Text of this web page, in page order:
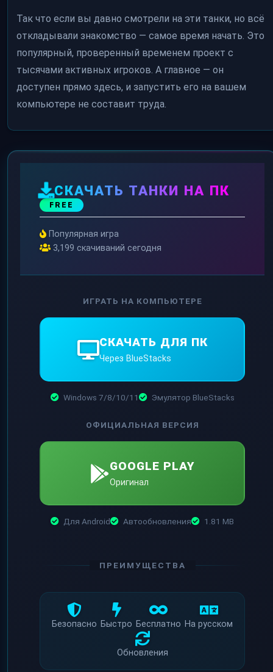
Так что если вы давно смотрели на эти танки, но всё
откладывали знакомство — самое время начать. Это
популярный, проверенный временем проект с
тысячами активных игроков. А главное — он
доступен прямо здесь, и запустить его на вашем
компьютере не составит труда.
СКАЧАТЬ ТАНКИ НА ПК
FREE
Популярная игра
3,199 скачиваний сегодня
ИГРАТЬ НА КОМПЬЮТЕРЕ
СКАЧАТЬ ДЛЯ ПК
Через BlueStacks
Windows 7/8/10/11 Эмулятор BlueStacks
ОФИЦИАЛЬНАЯ ВЕРСИЯ
GOOGLE PLAY
Оригинал
Для Android Автообновления 1.81 MB
ПРЕИМУЩЕСТВА
Безопасно Быстро Бесплатно На русском
Обновления